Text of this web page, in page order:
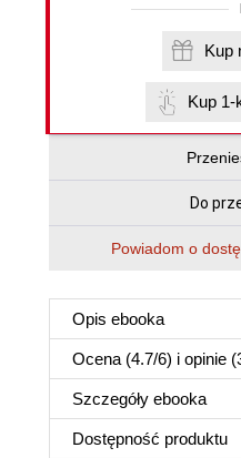
Kup 1-
Do
Powiadom o
Opis ebooka
Ocena (4.7/6) i opinie
Szczegóły ebooka
Dostępność produktu